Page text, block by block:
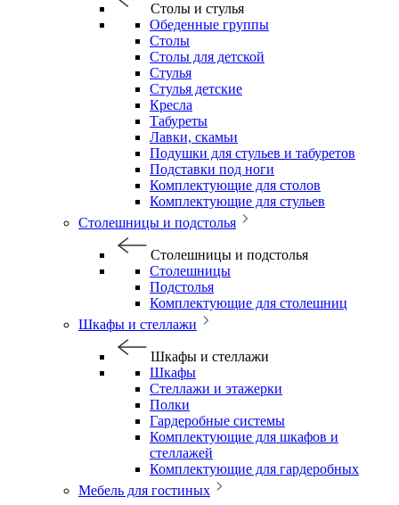
Столы и стулья
Обеденные группы
Столы
Столы для детской
Стулья
Стулья детские
Кресла
Табуреты
Лавки, скамьи
Подушки для стульев и табуретов
Подставки под ноги
Комплектующие для столов
Комплектующие для стульев
Столешницы и подстолья
Столешницы и подстолья
Столешницы
Подстолья
Комплектующие для столешниц
Шкафы и стеллажи
Шкафы и стеллажи
Шкафы
Стеллажи и этажерки
Полки
Гардеробные системы
Комплектующие для шкафов и
стеллажей
Комплектующие для гардеробных
Мебель для гостиных